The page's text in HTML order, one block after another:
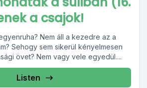
a csajok!
Nem áll a kezedre az a
Sehogy sem sikerül kényelmesen
övet? Nem vagy vele egyedül....
Listen